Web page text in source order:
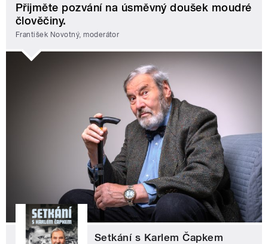
Přijměte pozvání na úsměvný doušek moudré
člověčiny.
František Novotný, moderátor
Setkání s Karlem Čapkem